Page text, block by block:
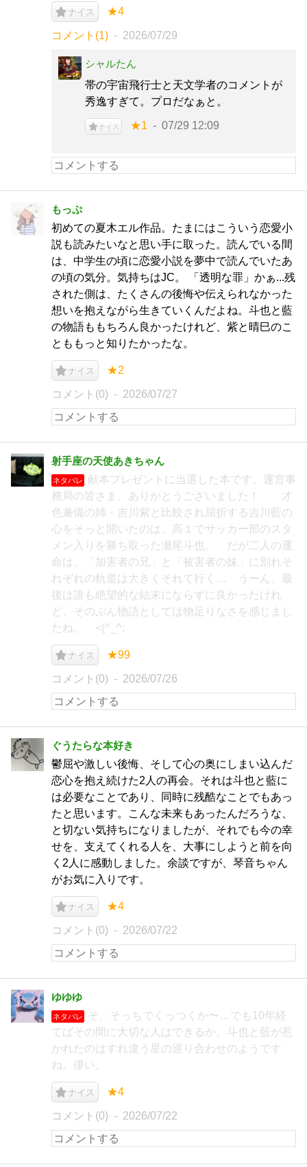
ナイス ★4
コメント(1) 2026/07/29
シャルたん
帯の宇宙飛行士と天文学者のコメントが
秀逸すぎて。プロだなぁと。
ナイス ★1 07/29 12:09
もっぷ
初めての夏木エル作品。たまにはこういう恋愛小
説も読みたいなと思い手に取った。読んでいる間
は、中学生の頃に恋愛小説を夢中で読んでいたあ
の頃の気分。気持ちはJC。 「透明な罪」かぁ...残
された側は、たくさんの後悔や伝えられなかった
想いを抱えながら生きていくんだよね。斗也と藍
の物語ももちろん良かったけれど、紫と晴巳のこ
とももっと知りたかったな。
ナイス ★2
コメント(0) 2026/07/27
射手座の天使あきちゃん
ネタバレ
献本プレゼントに当選した本です。運営事
務局の皆さま、ありがとうございました！ 才
色兼備の姉・吉川紫と比較され屈折する吉川藍の
心をそっと開いたのは、高１でサッカー部のスタ
メン入りを勝ち取った瀬尾斗也。 だが二人の運
命は、「加害者の兄」と「被害者の妹」に別れそ
れぞれの軌道は大きくそれて行く… うーん、最
後は誰も絶望的な結末にならずに良かったけれ
ど、そのぶん物語としては物足りなさを感じまし
たね。 <(^_^;
ナイス ★99
コメント(0) 2026/07/26
ぐうたらな本好き
鬱屈や激しい後悔、そして心の奥にしまい込んだ
恋心を抱え続けた2人の再会。それは斗也と藍に
は必要なことであり、同時に残酷なことでもあっ
たと思います。こんな未来もあったんだろうな、
と切ない気持ちになりましたが、それでも今の幸
せを、支えてくれる人を、大事にしようと前を向
く2人に感動しました。余談ですが、琴音ちゃん
がお気に入りです。
ナイス ★4
コメント(0) 2026/07/22
ゆゆゆ
ネタバレ
そ、そっちでくっつくか〜…でも10年経
てばその間に大切な人はできるか。斗也と藍が惹
かれたのはすれ違う星の巡り合わせのようです
ね。儚い。
ナイス ★4
コメント(0) 2026/07/22